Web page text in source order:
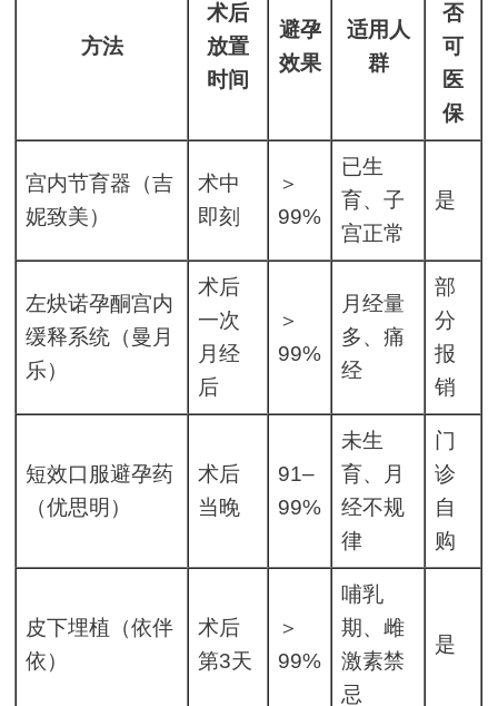
方法
术后
放置
时间
避孕
效果
适用人
群
否
可
医
保
宫内节育器（吉
妮致美）
术中
即刻
＞
99%
已生
育、子
宫正常
是
左炔诺孕酮宫内
缓释系统（曼月
乐）
术后
一次
月经
后
＞
99%
月经量
多、痛
经
部
分
报
销
短效口服避孕药
（优思明）
术后
当晚
91–
99%
未生
育、月
经不规
律
门
诊
自
购
皮下埋植（依伴
依）
术后
第3天
＞
99%
哺乳
期、雌
激素禁
忌
是